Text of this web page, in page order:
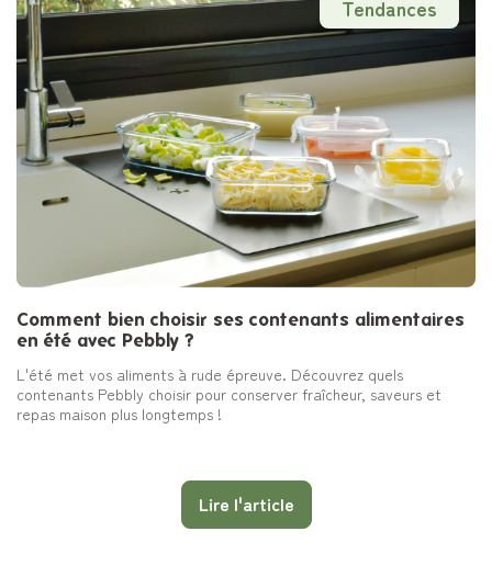
Tendances
Comment bien choisir ses contenants alimentaires
en été avec Pebbly ?
L'été met vos aliments à rude épreuve. Découvrez quels
contenants Pebbly choisir pour conserver fraîcheur, saveurs et
repas maison plus longtemps !
Lire l'article